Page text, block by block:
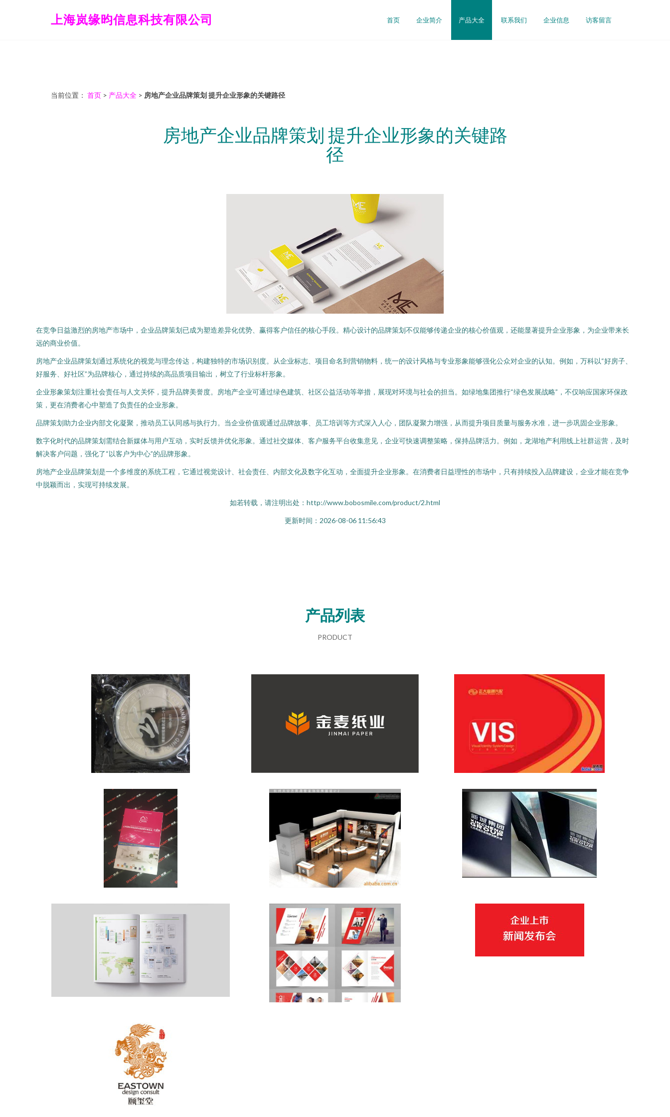
上海岚缘昀信息科技有限公司 首页 企业简介 产品大全 联系我们 企业信息 访客留言
当前位置： 首页 > 产品大全 > 房地产企业品牌策划 提升企业形象的关键路径
房地产企业品牌策划 提升企业形象的关键路
径
在竞争日益激烈的房地产市场中，企业品牌策划已成为塑造差异化优势、赢得客户信任的核心手段。精心设计的品牌策划不仅能够传递企业的核心价值观，还能显著提升企业形象，为企业带来长
远的商业价值。
房地产企业品牌策划通过系统化的视觉与理念传达，构建独特的市场识别度。从企业标志、项目命名到营销物料，统一的设计风格与专业形象能够强化公众对企业的认知。例如，万科以“好房子、
好服务、好社区”为品牌核心，通过持续的高品质项目输出，树立了行业标杆形象。
企业形象策划注重社会责任与人文关怀，提升品牌美誉度。房地产企业可通过绿色建筑、社区公益活动等举措，展现对环境与社会的担当。如绿地集团推行“绿色发展战略”，不仅响应国家环保政
策，更在消费者心中塑造了负责任的企业形象。
品牌策划助力企业内部文化凝聚，推动员工认同感与执行力。当企业价值观通过品牌故事、员工培训等方式深入人心，团队凝聚力增强，从而提升项目质量与服务水准，进一步巩固企业形象。
数字化时代的品牌策划需结合新媒体与用户互动，实时反馈并优化形象。通过社交媒体、客户服务平台收集意见，企业可快速调整策略，保持品牌活力。例如，龙湖地产利用线上社群运营，及时
解决客户问题，强化了“以客户为中心”的品牌形象。
房地产企业品牌策划是一个多维度的系统工程，它通过视觉设计、社会责任、内部文化及数字化互动，全面提升企业形象。在消费者日益理性的市场中，只有持续投入品牌建设，企业才能在竞争
中脱颖而出，实现可持续发展。
如若转载，请注明出处：http://www.bobosmile.com/product/2.html
更新时间：2026-08-06 11:56:43
产品列表
PRODUCT